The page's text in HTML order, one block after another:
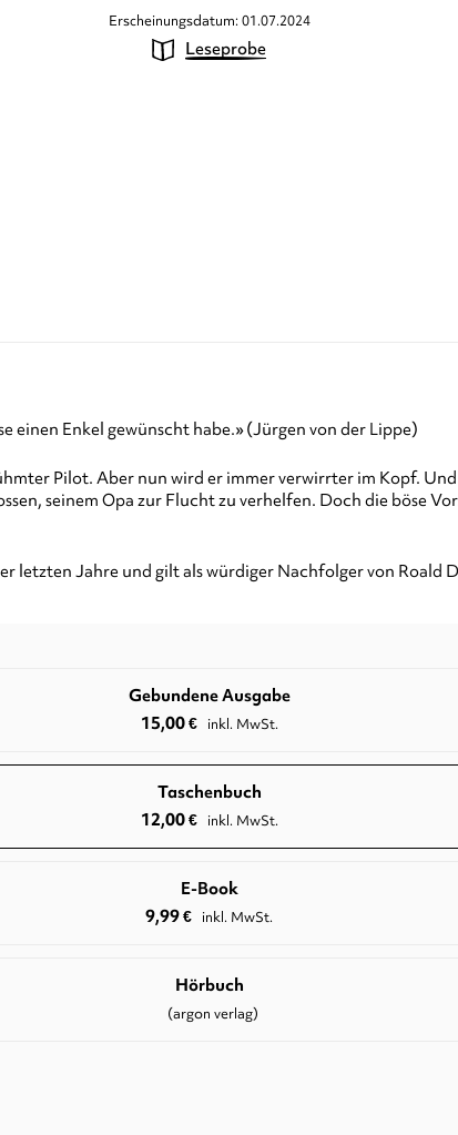
Erscheinungsdatum: 01.07.2024
Leseprobe
einen Enkel gewünscht habe.» (Jürgen von der Lippe)
Pilot. Aber nun wird er immer verwirrter im Kopf.
seinem Opa zur Flucht zu verhelfen. Doch die böse
Jahre und gilt als würdiger Nachfolger von Roald
Gebundene Ausgabe
15,00€ inkl. MwSt.
Taschenbuch
12,00€ inkl. MwSt.
E-Book
9,99€ inkl. MwSt.
Hörbuch
(argon verlag)